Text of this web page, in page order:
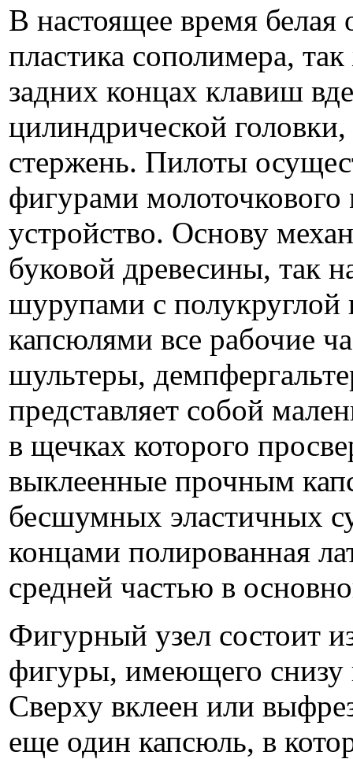
В настоящее время белая
пластика сополимера,
задних концах клавиш
цилиндрической
стержень. Пилоты
фигурами
устройство. Основу
буковой древесины, так
шурупами с полукруглой
капсюлями все рабочие
шультеры,
представляет собой
в щечках которого
выклеенные прочным
бесшумных эластичных
концами полированная
средней частью в
Фигурный узел состоит
фигуры, имеющего снизу
Сверху вклеен или
еще один капсюль, в